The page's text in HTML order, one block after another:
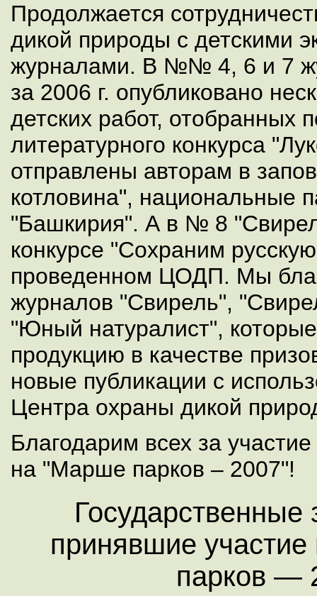
Продолжается
дикой природы с детскими
журналами. В №№ 4, 6 и 7
за 2006 г. опубликовано
детских работ, отобранных
литературного конкурса
отправлены авторам в
котловина", национальные
"Башкирия". А в № 8
конкурсе "Сохраним
проведенном ЦОДП. Мы
журналов "Свирель",
"Юный натуралист",
продукцию в качестве
новые публикации с
Центра охраны дикой
Благодарим всех за
на "Марше парков – 2007"!
Государственные
принявшие
парков —